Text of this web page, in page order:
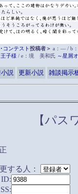
コンテスト投稿者＞ a：― / b
子様 / e：境 美和氏 ～星屑
説 更新小説 雑談掲示
【パス
する人：
ID: